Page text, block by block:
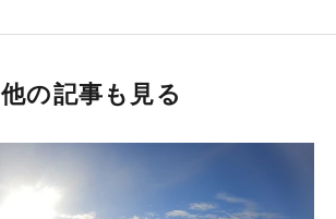
他の記事も見る